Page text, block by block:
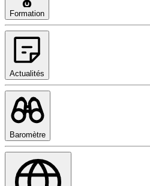
Formation
Actualités
Baromètre